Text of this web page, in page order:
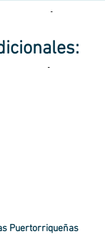
-
-
Puertorriqueñas